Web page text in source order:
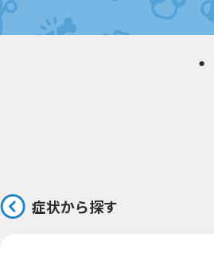
症状から探す